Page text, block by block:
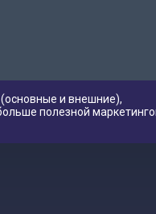
и внешние),
полезной